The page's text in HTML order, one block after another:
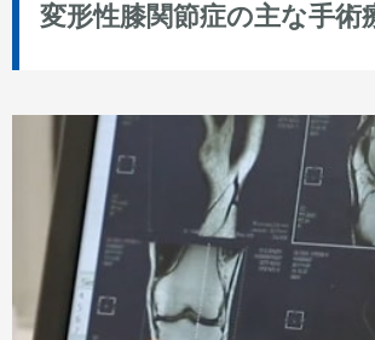
変形性膝関節症の主な手術